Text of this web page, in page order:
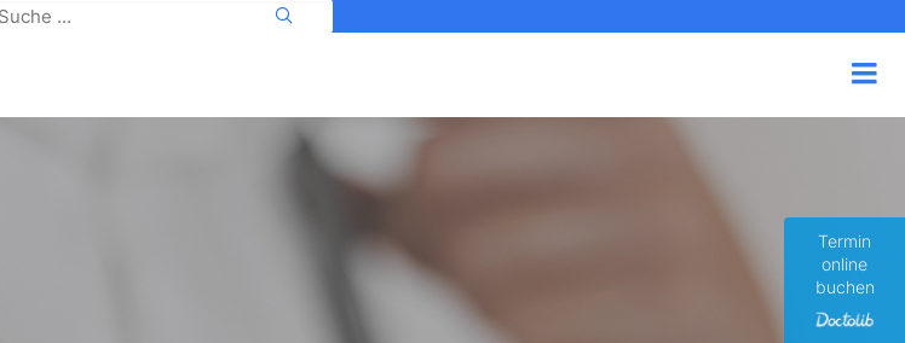
Termin
online
buchen